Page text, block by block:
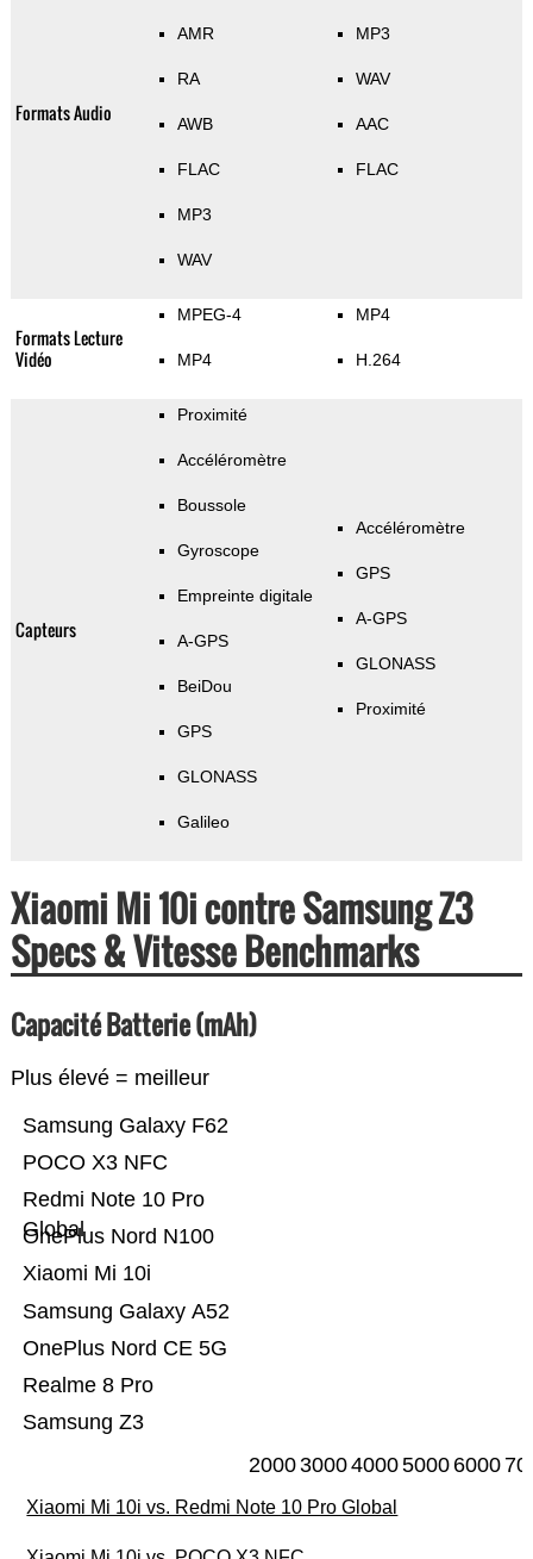
Formats Audio
AMR
RA
AWB
FLAC
MP3
WAV
MP3
WAV
AAC
FLAC
Formats Lecture
Vidéo
MPEG-4
MP4
MP4
H.264
Capteurs
Proximité
Accéléromètre
Boussole
Gyroscope
Empreinte digitale
A-GPS
BeiDou
GPS
GLONASS
Galileo
Accéléromètre
GPS
A-GPS
GLONASS
Proximité
Xiaomi Mi 10i contre Samsung Z3
Specs & Vitesse Benchmarks
Capacité Batterie (mAh)
Plus élevé = meilleur
Samsung Z3
Realme 8 Pro
OnePlus Nord CE 5G
Samsung Galaxy A52
Xiaomi Mi 10i
OnePlus Nord N100
Redmi Note 10 Pro
Global
POCO X3 NFC
Samsung Galaxy F62
2000300040005000 6000
Xiaomi Mi 10i vs. Redmi Note 10 Pro Global